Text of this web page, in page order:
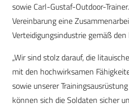
sowie Carl-Gustaf-Outdoor-
Vereinbarung eine
Verteidigungsindustrie gemäß
„Wir sind stolz darauf, die
mit den hochwirksamen
sowie unserer
können sich die Soldaten sicher